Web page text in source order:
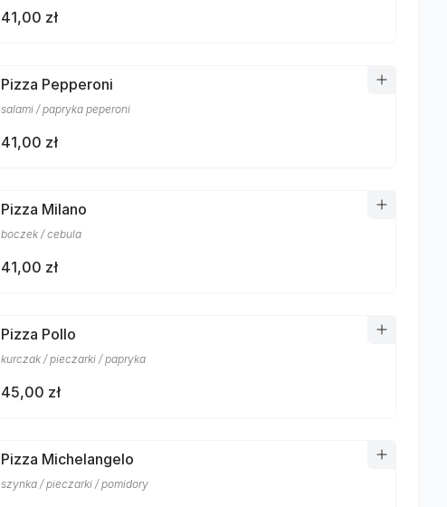
41,00 zł
Pizza Pepperoni
salami / papryka peperoni
41,00 zł
Pizza Milano
boczek / cebula
41,00 zł
Pizza Pollo
kurczak / pieczarki / papryka
45,00 zł
Pizza Michelangelo
szynka / pieczarki / pomidory